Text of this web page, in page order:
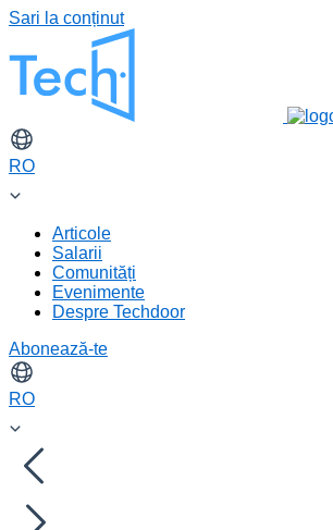
Sari la conținut
RO
Articole
Salarii
Comunități
Evenimente
Despre Techdoor
Abonează-te
RO